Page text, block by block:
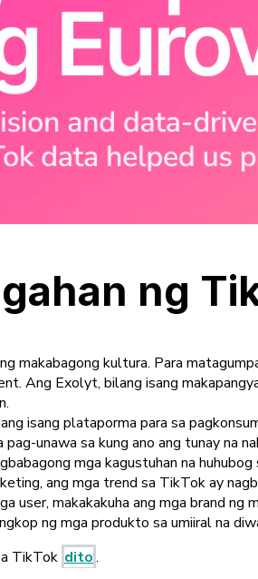
ng
makabagong kultura. Para
Ang Exolyt, bilang isang
isang plataporma para sa
unawa sa kung ano ang tunay na
mga kagustuhan na huhubog
ang mga trend sa TikTok ay
user, makakakuha ang mga brand
ng mga produkto sa umiiral na
TikTok dito.